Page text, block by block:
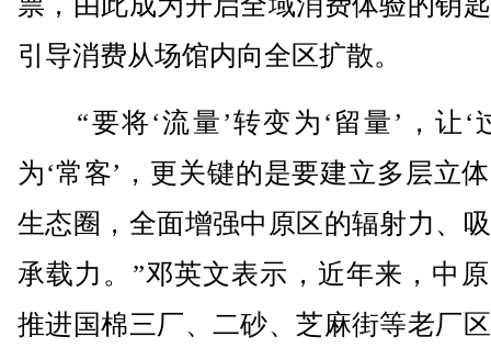
引导消费从场馆内向全区扩散。
“要将‘流量’转变为‘留量’，让‘
为‘常客’，更关键的是要建立多层立
生态圈，全面增强中原区的辐射力、
承载力。”邓英文表示，近年来，中
推进国棉三厂、二砂、芝麻街等老厂